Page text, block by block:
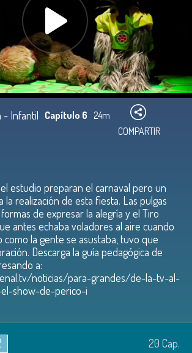
- Infantil Capítulo 6 24m
COMPARTIR
estudio preparan el carnaval pero un
realización de esta fiesta. Las pulgas
de expresar la alegría y el Tiro
antes echaba voladores al aire cuando
como la gente se asustaba, tuvo que
Descarga la guía pedagógica de
a:
noticias/para-grandes/de-la-tv-al-
show-de-perico-i
20 Cap.